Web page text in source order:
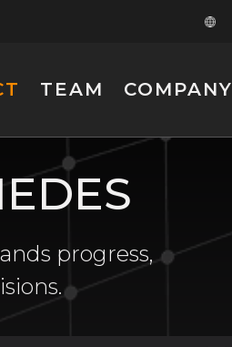
TEAM COMPANY
progress,